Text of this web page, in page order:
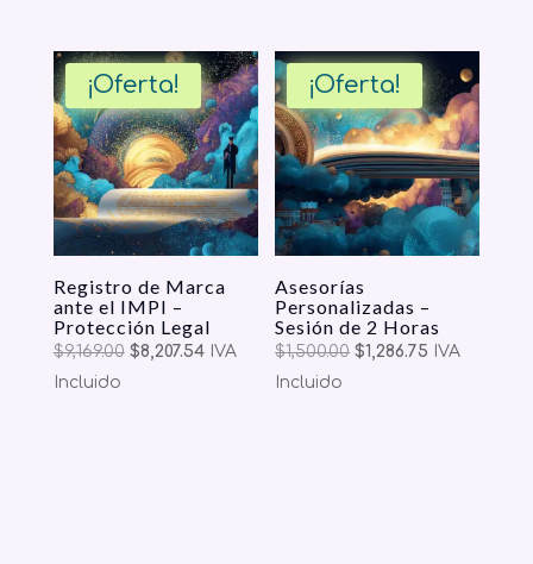
$15,000.00.$12,821.39.
¡Oferta!
Registro de Marca
ante el IMPI –
Protección Legal
$9,169.00 Original
$8,207.54Current
IVA
Incluido
¡Oferta!
Asesorías
Personalizadas –
Sesión de 2 Horas
$1,500.00 Original
$1,286.75 Current
IVA
Incluido